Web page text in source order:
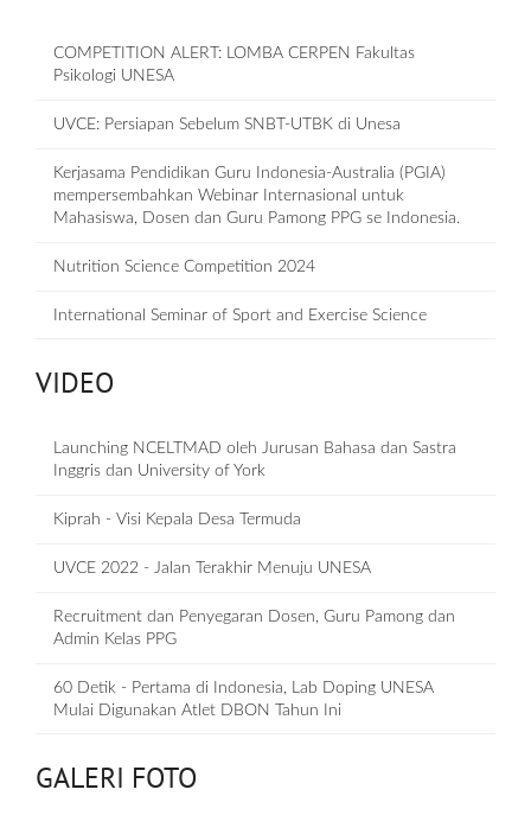
COMPETITION ALERT: LOMBA CERPEN Fakultas
Psikologi UNESA
UVCE: Persiapan Sebelum SNBT-UTBK di Unesa
Kerjasama Pendidikan Guru Indonesia-Australia (PGIA)
mempersembahkan Webinar Internasional untuk
Mahasiswa, Dosen dan Guru Pamong PPG se Indonesia.
Nutrition Science Competition 2024
International Seminar of Sport and Exercise Science
VIDEO
Launching NCELTMAD oleh Jurusan Bahasa dan Sastra
Inggris dan University of York
Kiprah - Visi Kepala Desa Termuda
UVCE 2022 - Jalan Terakhir Menuju UNESA
Recruitment dan Penyegaran Dosen, Guru Pamong dan
Admin Kelas PPG
60 Detik - Pertama di Indonesia, Lab Doping UNESA
Mulai Digunakan Atlet DBON Tahun Ini
GALERI FOTO